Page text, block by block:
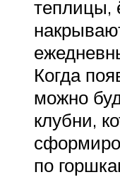
теплицы,
Когда
можно
клубни,
по